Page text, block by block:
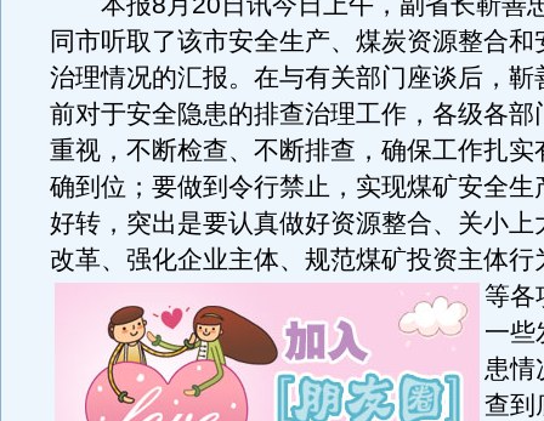
同市听取了该市安全生产、煤炭资源整合和
治理情况的汇报。在与有关部门座谈后，靳
前对于安全隐患的排查治理工作，各级各部
重视，不断检查、不断排查，确保工作扎实
确到位；要做到令行禁止，实现煤矿安全生
好转，突出是要认真做好资源整合、关小上
改革、强化企业主体、规范煤矿投资主体行
等各
一些
患情
查到